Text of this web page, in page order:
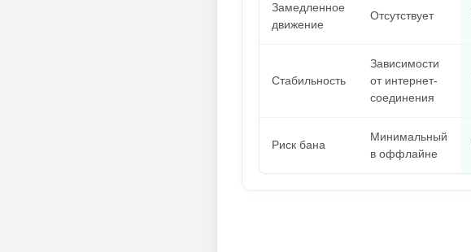
Замедленное
движение
Отсутствует
Стабильность
Зависимости
от интернет-
соединения
Риск бана
Минимальный
в оффлайне